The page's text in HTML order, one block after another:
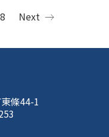
8 Next
條44-1